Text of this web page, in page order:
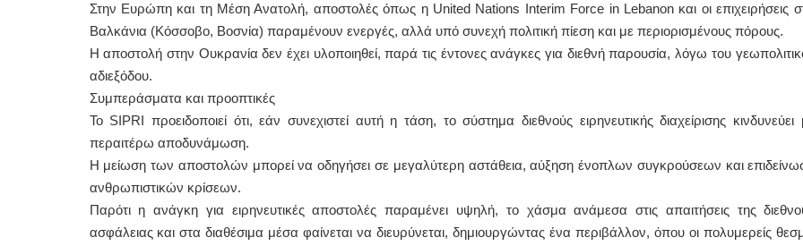
Στην Ευρώπη και τη Μέση Ανατολή, αποστολές όπως η United Nations Interim Force in Lebanon και οι επιχειρήσεις
Βαλκάνια (Κόσσοβο, Βοσνία) παραμένουν ενεργές, αλλά υπό συνεχή πολιτική πίεση και με περιορισμένους πόρους.
Η αποστολή στην Ουκρανία δεν έχει υλοποιηθεί, παρά τις έντονες ανάγκες για διεθνή παρουσία, λόγω του
αδιεξόδου.
Συμπεράσματα και προοπτικές
Το SIPRI προειδοποιεί ότι, εάν συνεχιστεί αυτή η τάση, το σύστημα διεθνούς ειρηνευτικής διαχείρισης κινδυνεύει
περαιτέρω αποδυνάμωση.
Η μείωση των αποστολών μπορεί να οδηγήσει σε μεγαλύτερη αστάθεια, αύξηση ένοπλων συγκρούσεων και
ανθρωπιστικών κρίσεων.
Παρότι η ανάγκη για ειρηνευτικές αποστολές παραμένει υψηλή, το χάσμα ανάμεσα στις απαιτήσεις της
ασφάλειας και στα διαθέσιμα μέσα φαίνεται να διευρύνεται, δημιουργώντας ένα περιβάλλον, όπου οι πολυμερείς